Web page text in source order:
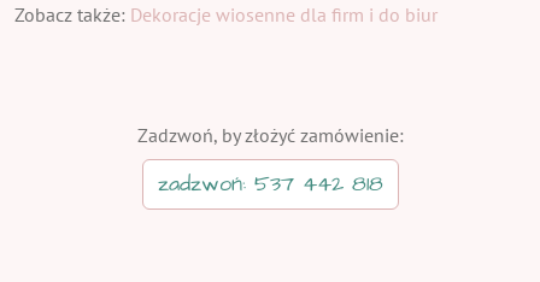
Zobacz także: Dekoracje wiosenne dla firm i do biur
Zadzwoń, by złożyć zamówienie:
zadzwoń: 537 442 818